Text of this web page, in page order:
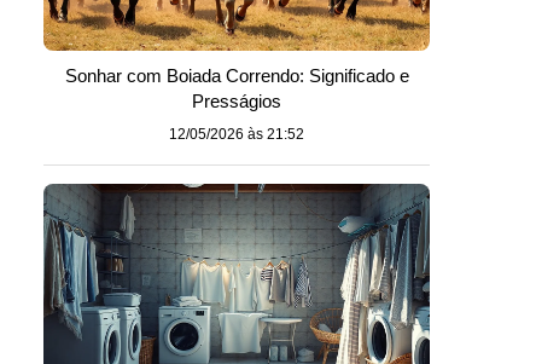
Sonhar com Boiada Correndo: Significado e
Presságios
12/05/2026 às 21:52